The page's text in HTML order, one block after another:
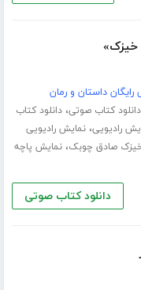
خیزک»
داستان و رمان
دانلود کتاب صوتی،دانلود کتاب
رادیویی،نمایش رادیویی
صادق چوبک،نمایش پاچه
دانلود کتاب صوتی